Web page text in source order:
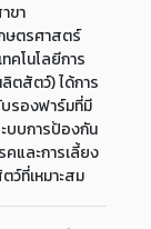
ขา
ษตรศาสตร์
ทคโนโลยีการ
ตสัตว์) ได้การ
รองฟาร์มที่มี
บบการป้องกัน
คและการเลี้ยง
ว์ที่เหมาะสม